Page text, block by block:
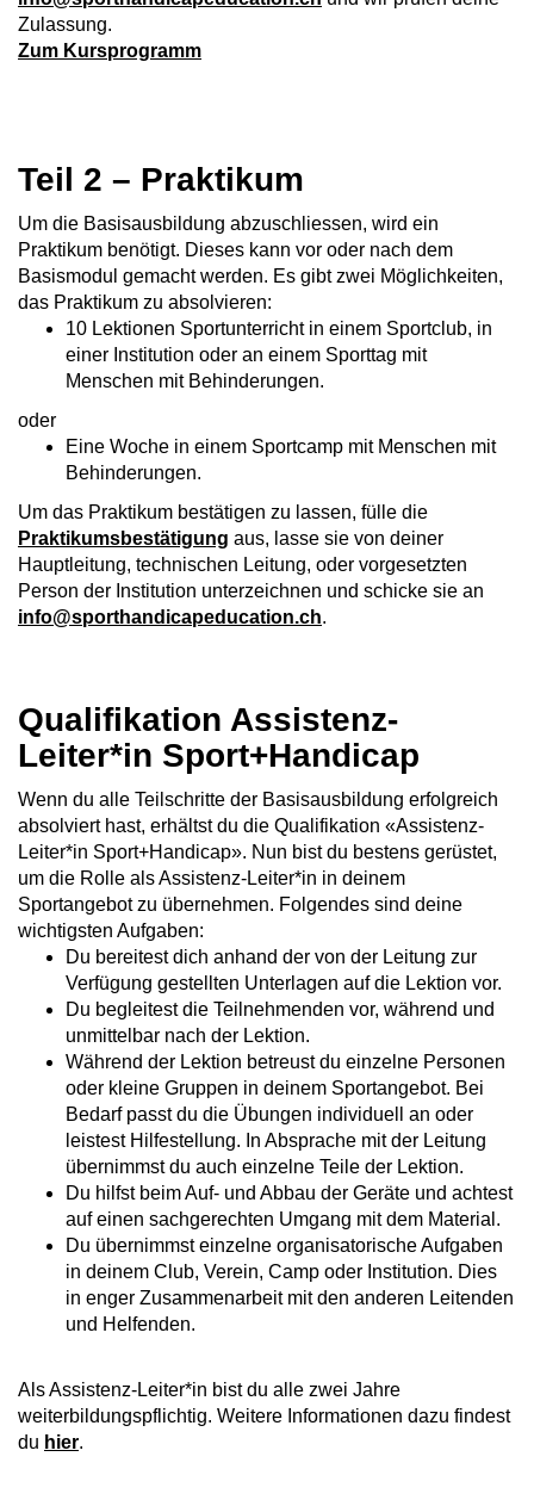
Zulassung.
Zum Kursprogramm
Teil 2 – Praktikum
Um die Basisausbildung abzuschliessen, wird ein
Praktikum benötigt. Dieses kann vor oder nach dem
Basismodul gemacht werden. Es gibt zwei Möglichkeiten,
das Praktikum zu absolvieren:
10 Lektionen Sportunterricht in einem Sportclub, in
einer Institution oder an einem Sporttag mit
Menschen mit Behinderungen.
oder
Eine Woche in einem Sportcamp mit Menschen mit
Behinderungen.
Um das Praktikum bestätigen zu lassen, fülle die
Praktikumsbestätigung aus, lasse sie von deiner
Hauptleitung, technischen Leitung, oder vorgesetzten
Person der Institution unterzeichnen und schicke sie an
info@sporthandicapeducation.ch.
Qualifikation Assistenz-
Leiter*in Sport+Handicap
Wenn du alle Teilschritte der Basisausbildung erfolgreich
absolviert hast, erhältst du die Qualifikation «Assistenz-
Leiter*in Sport+Handicap». Nun bist du bestens gerüstet,
um die Rolle als Assistenz-Leiter*in in deinem
Sportangebot zu übernehmen. Folgendes sind deine
wichtigsten Aufgaben:
Du bereitest dich anhand der von der Leitung zur
Verfügung gestellten Unterlagen auf die Lektion vor.
Du begleitest die Teilnehmenden vor, während und
unmittelbar nach der Lektion.
Während der Lektion betreust du einzelne Personen
oder kleine Gruppen in deinem Sportangebot. Bei
Bedarf passt du die Übungen individuell an oder
leistest Hilfestellung. In Absprache mit der Leitung
übernimmst du auch einzelne Teile der Lektion.
Du hilfst beim Auf- und Abbau der Geräte und achtest
auf einen sachgerechten Umgang mit dem Material.
Du übernimmst einzelne organisatorische Aufgaben
in deinem Club, Verein, Camp oder Institution. Dies
in enger Zusammenarbeit mit den anderen Leitenden
und Helfenden.
Als Assistenz-Leiter*in bist du alle zwei Jahre
weiterbildungspflichtig. Weitere Informationen dazu findest
du hier.